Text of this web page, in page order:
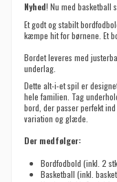
Nyhed! Nu med basketball
Et godt og stabilt
kæmpe hit for børnene. Et
Bordet leveres med
underlag.
Dette alt-i-et spil er
hele familien. Tag
bord, der passer perfekt
variation og glæde.
Der medfølger:
Bordfodbold (inkl. 2
Basketball (inkl.